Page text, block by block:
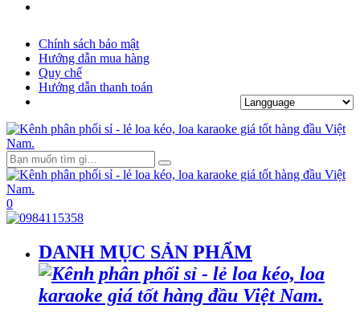
Chính sách bảo mật
Hướng dẫn mua hàng
Quy chế
Hướng dẫn thanh toán
0
DANH MỤC SẢN PHẨM